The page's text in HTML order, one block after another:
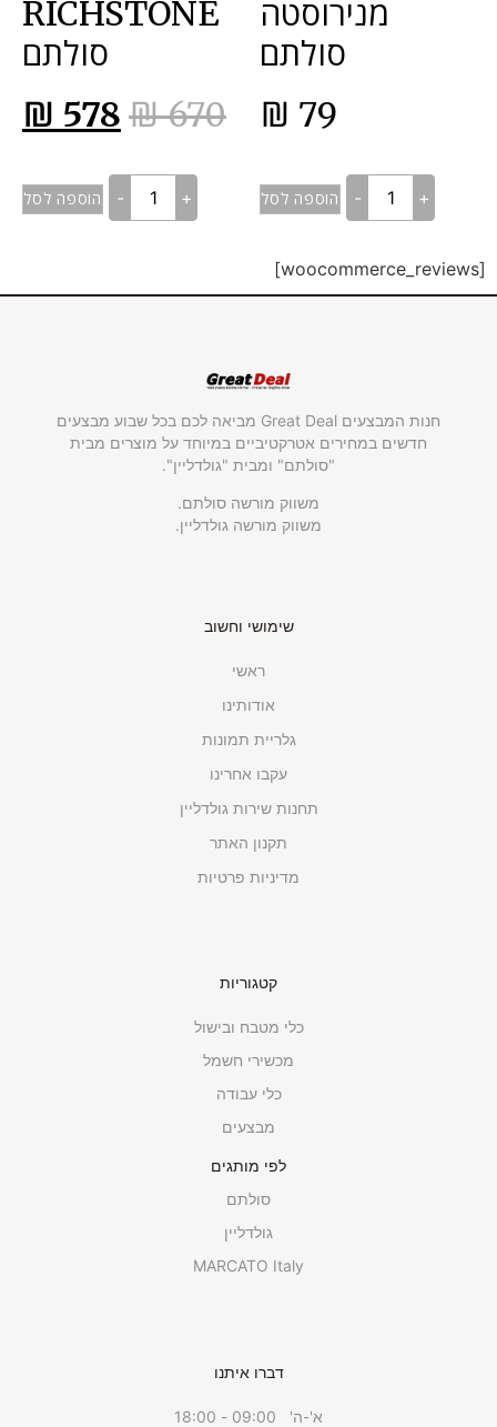
מנירוסטה
סולתם
79
₪
+
- הוספה לסל
RICHSTONE
סולתם
670
₪
578
₪
+
- הוספה לסל
[woocommerce_reviews]
חנות המבצעים Great Deal מביאה לכם בכל שבוע מבצעים
חדשים במחירים אטרקטיביים במיוחד על מוצרים מבית
"סולתם" ומבית "גולדליין".
משווק מורשה סולתם.
משווק מורשה גולדליין.
שימושי וחשוב
ראשי
אודותינו
גלריית תמונות
עקבו אחרינו
תחנות שירות גולדליין
תקנון האתר
מדיניות פרטיות
קטגוריות
כלי מטבח ובישול
מכשירי חשמל
כלי עבודה
מבצעים
לפי מותגים
סולתם
גולדליין
MARCATO Italy
דברו איתנו
א'-ה' 09:00 - 18:00